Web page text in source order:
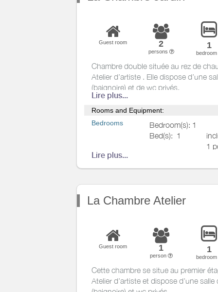
Other rooms
Other
equipment
Heating / Air
conditioning
Outside
Guest room 2
persons
1
bedroom
Chambre double située au rez de
Atelier d’artiste . Elle dispose d’une
(baignoire) et de wc privés.
Cette chambre profite de la proximité
principale tout en étant parfaitement
pièce commune attenante avec sa
bibliothèque vous offrira un moment
chaleureux.
Lire plus...
Rooms and Equipment:
Bedrooms
Bedroom(s): 1
Bed(s): 1
1
2
Bathrooms/
Bathroom with
bathtub
Private WC
Other rooms
Lire plus...
La Chambre Atelier
Guest room 1
person
1
bedroom
Cette chambre se situe au premier
Atelier d’artiste et dispose d’une salle